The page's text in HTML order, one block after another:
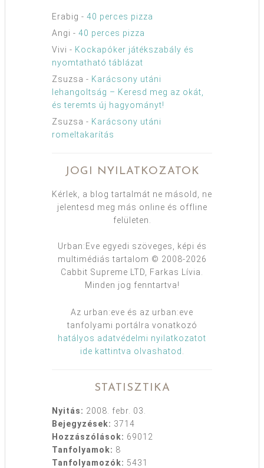
Erabig - 40 perces pizza
Angi - 40 perces pizza
Vivi - Kockapóker játékszabály és
nyomtatható táblázat
Zsuzsa - Karácsony utáni
lehangoltság – Keresd meg az okát,
és teremts új hagyományt!
Zsuzsa - Karácsony utáni
romeltakarítás
JOGI NYILATKOZATOK
Kérlek, a blog tartalmát ne másold, ne
jelentesd meg más online és offline
felületen.
Urban:Eve egyedi szöveges, képi és
multimédiás tartalom © 2008-2026
Cabbit Supreme LTD, Farkas Lívia.
Minden jog fenntartva!
Az urban:eve és az urban:eve
tanfolyami portálra vonatkozó
hatályos adatvédelmi nyilatkozatot
ide kattintva olvashatod
STATISZTIKA
Nyitás: 2008. febr. 03.
Bejegyzések: 3714
Hozzászólások: 69012
Tanfolyamok: 8
Tanfolyamozók: 5431